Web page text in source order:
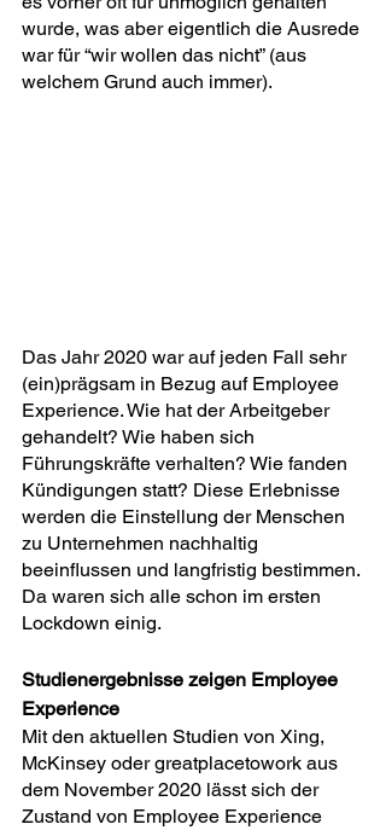
wurde, was aber eigentlich die Ausrede
war für “wir wollen das nicht” (aus
welchem Grund auch immer).
Das Jahr 2020 war auf jeden Fall sehr
(ein)prägsam in Bezug auf Employee
Experience. Wie hat der Arbeitgeber
gehandelt? Wie haben sich
Führungskräfte verhalten? Wie fanden
Kündigungen statt? Diese Erlebnisse
werden die Einstellung der Menschen
zu Unternehmen nachhaltig
beeinflussen und langfristig bestimmen.
Da waren sich alle schon im ersten
Lockdown einig.
Studienergebnisse zeigen Employee
Experience
Mit den aktuellen Studien von Xing,
McKinsey oder greatplacetowork aus
dem November 2020 lässt sich der
Zustand von Employee Experience